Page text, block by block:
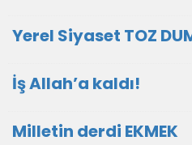
Yerel Siyaset TOZ
İş Allah’a kaldı!
Milletin derdi EKMEK